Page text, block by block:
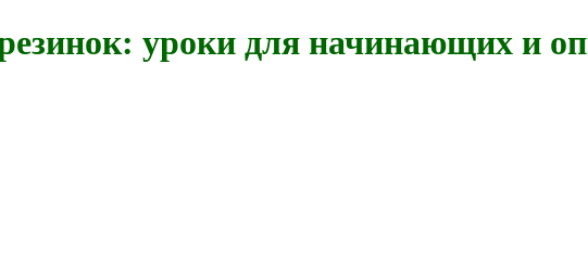
уроки для начинающих и